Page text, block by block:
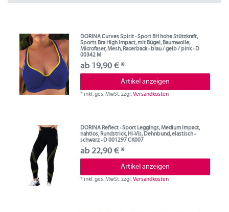
DORINA Curves Spirit - Sport BH hohe Stützkraft,
Sports Bra High Impact, mit Bügel, Baumwolle,
Microfaser, Mesh, Racerback - blau / gelb / pink - D
00342 M
ab 19,90 € *
Artikel anzeigen
*inkl. ges. MwSt.zzgl.Versandkosten
DORINA Reflect - Sport Leggings, Medium Impact,
nahtlos, Rundstrick, Hi-Vis, Dehnbund, elastisch -
schwarz - D 001297 CK007
ab 22,90 € *
Artikel anzeigen
*inkl. ges. MwSt.zzgl.Versandkosten